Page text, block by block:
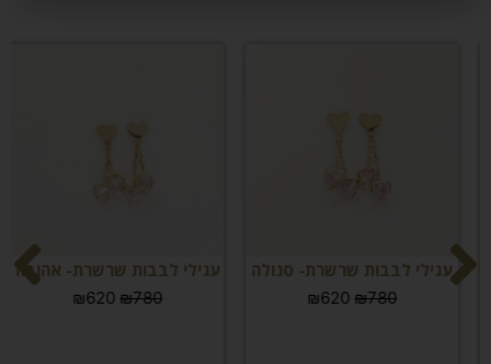
עגילי לבבות שרשרת- סגולה
₪780
₪620
עגילי לבבות שרשרת- אהובה
₪780
₪620